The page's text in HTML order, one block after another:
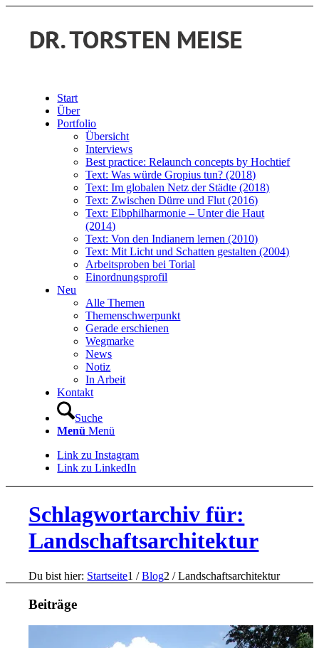
Start
Über
Portfolio
Übersicht
Interviews
Best practice: Relaunch concepts by Hochtief
Text: Was würde Gropius tun? (2018)
Text: Im globalen Netz der Städte (2018)
Text: Zwischen Dürre und Flut (2016)
Text: Elbphilharmonie – Unter die Haut
(2014)
Text: Von den Indianern lernen (2010)
Text: Mit Licht und Schatten gestalten (2004)
Arbeitsproben bei Torial
Einordnungsprofil
Neu
Alle Themen
Themenschwerpunkt
Gerade erschienen
Wegmarke
News
Notiz
In Arbeit
Kontakt
Suche
Menü Menü
Link zu Instagram
Link zu LinkedIn
Schlagwortarchiv für:
Landschaftsarchitektur
Du bist hier: Startseite1 / Blog2 / Landschaftsarchitektur
Beiträge